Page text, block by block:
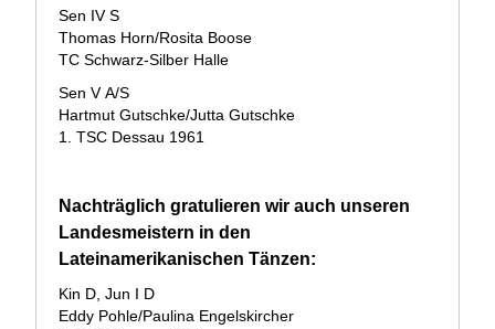
Sen IV S
Thomas Horn/Rosita Boose
TC Schwarz-Silber Halle
Sen V A/S
Hartmut Gutschke/Jutta Gutschke
1. TSC Dessau 1961
Nachträglich gratulieren wir auch unseren
Landesmeistern in den
Lateinamerikanischen Tänzen:
Kin D, Jun I D
Eddy Pohle/Paulina Engelskircher